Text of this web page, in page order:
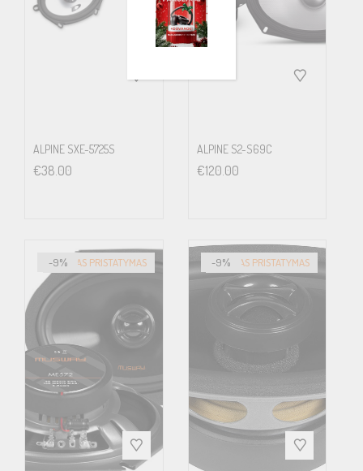
ALPINE SXE-5725S
€38.00
ALPINE S2-S69C
€120.00
-9%
GREITAS PRISTATYMAS -9%
GREITAS PRISTATYMAS